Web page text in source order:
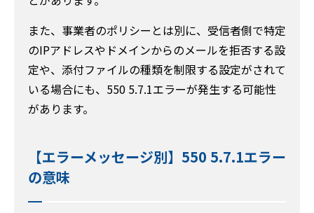
また、事業者のポリシーとは別に、受信者側で特定
のIPアドレスやドメインからのメールを拒否する設
定や、添付ファイルの種類を制限する設定がされて
いる場合にも、550 5.7.1エラーが発生する可能性
があります。
【エラーメッセージ別】550 5.7.1エラー
の意味